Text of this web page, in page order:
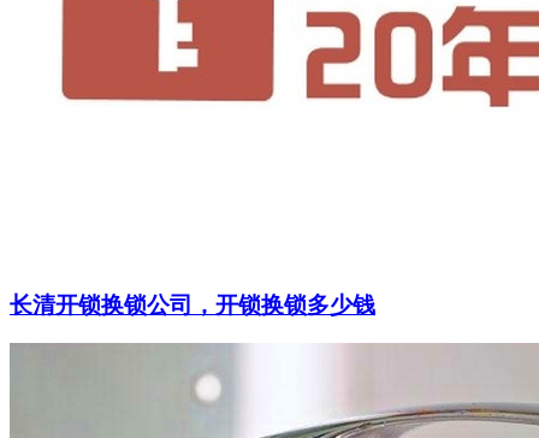
长清开锁换锁公司，开锁换锁多少钱